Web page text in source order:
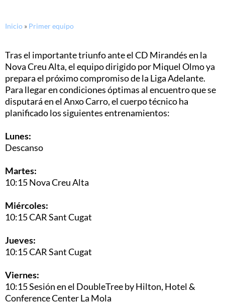
Inicio » Primer equipo
Tras el importante triunfo ante el CD Mirandés en la
Nova Creu Alta, el equipo dirigido por Miquel Olmo ya
prepara el próximo compromiso de la Liga Adelante.
Para llegar en condiciones óptimas al encuentro que se
disputará en el Anxo Carro, el cuerpo técnico ha
planificado los siguientes entrenamientos:
Lunes:
Descanso
Martes:
10:15 Nova Creu Alta
Miércoles:
10:15 CAR Sant Cugat
Jueves:
10:15 CAR Sant Cugat
Viernes:
10:15 Sesión en el DoubleTree by Hilton, Hotel &
Conference Center La Mola